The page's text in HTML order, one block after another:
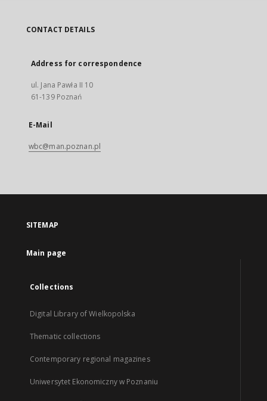
CONTACT DETAILS
Address for correspondence
ul. Jana Pawła II 10
61-139 Poznań
E-Mail
wbc@man.poznan.pl
SITEMAP
Main page
Collections
Digital Library of Wielkopolska
Thematic collections
Contemporary regional magazines
Uniwersytet Ekonomiczny w Poznaniu